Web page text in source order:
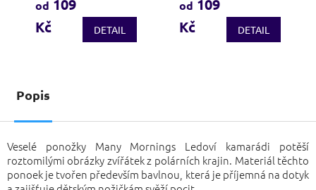
je
3,9
od 109
Kč
DETAIL
je
3,9
od 109
Kč
DETAIL
Popis
Veselé ponožky Many Mornings Ledoví kamarádi potěší
roztomilými obrázky zvířátek z polárních krajin. Materiál těchto
ponoek je tvořen především bavlnou, která je příjemná na dotyk